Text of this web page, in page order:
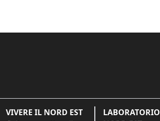
VIVERE IL NORD EST
LABORATORIO